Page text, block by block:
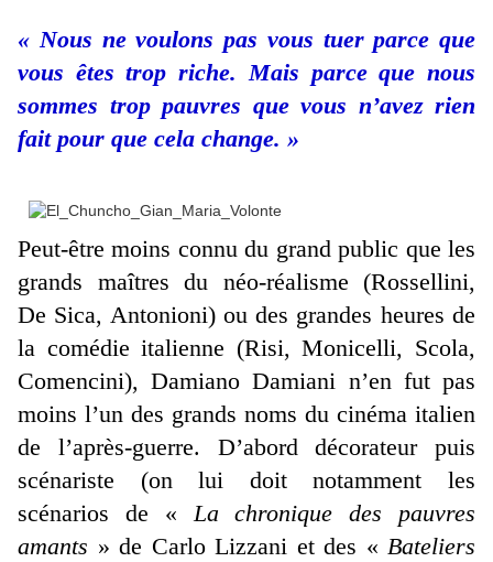
« Nous ne voulons pas vous tuer parce que
vous êtes trop riche. Mais parce que nous
sommes trop pauvres que vous n’avez rien
fait pour que cela change. »
Peut-être moins connu du grand public que les
grands maîtres du néo-réalisme (Rossellini,
De Sica, Antonioni) ou des grandes heures de
la comédie italienne (Risi, Monicelli, Scola,
Comencini), Damiano Damiani n’en fut pas
moins l’un des grands noms du cinéma italien
de l’après-guerre. D’abord décorateur puis
scénariste (on lui doit notamment les
scénarios de «La chronique des pauvres
amants » de Carlo Lizzani et des « Bateliers